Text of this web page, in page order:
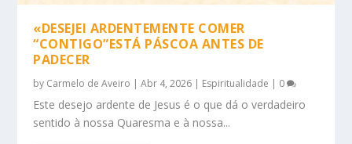
«DESEJEI ARDENTEMENTE COMER
“CONTIGO”ESTÁ PÁSCOA ANTES DE
PADECER
by Carmelo de Aveiro |Abr 4, 2026 | Espiritualidade | 0
Este desejo ardente de Jesus é o que dá o verdadeiro
sentido à nossa Quaresma e à nossa...